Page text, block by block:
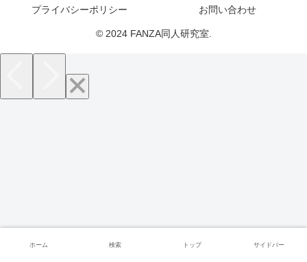
プライバシーポリシー お問い合わせ
© 2024 FANZA同人研究室.
ホーム 検索 トップ サイドバー